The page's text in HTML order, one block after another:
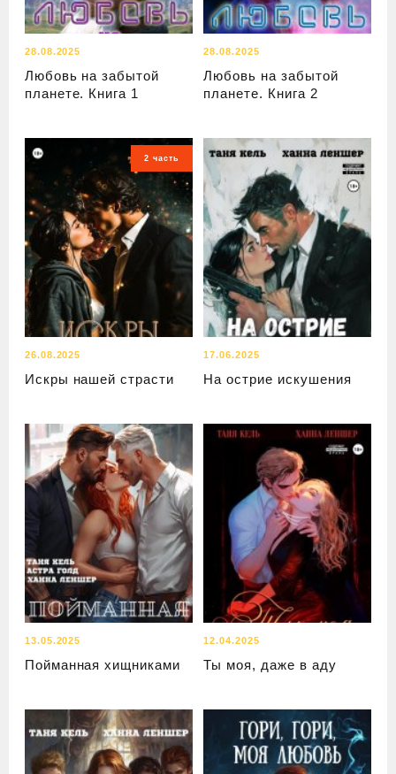
28.08.2025
Любовь на забытой
планете. Книга 1
28.08.2025
Любовь на забытой
планете. Книга 2
2 часть
26.08.2025
Искры нашей страсти
17.06.2025
На острие искушения
13.05.2025
Пойманная хищниками
12.04.2025
Ты моя, даже в аду